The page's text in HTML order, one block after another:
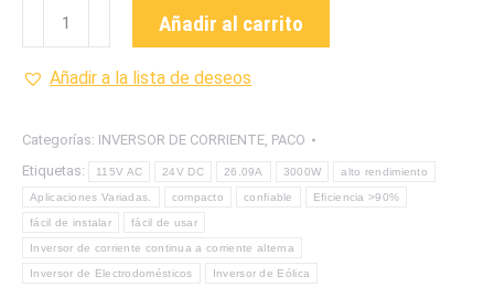
PI3000-
Inversor
continua
a
corriente
alterna
Añadir al carrito
Añadir a la lista de deseos
Categorías: INVERSOR DE CORRIENTE, PACO
Etiquetas:
115V AC 24V DC 26.09A 3000W alto rendimiento
Aplicaciones Variadas. compacto confiable Eficiencia >90%
fácil de instalar fácil de usar
Inversor de corriente continua a corriente alterna
Inversor de Electrodomésticos Inversor de Eólica